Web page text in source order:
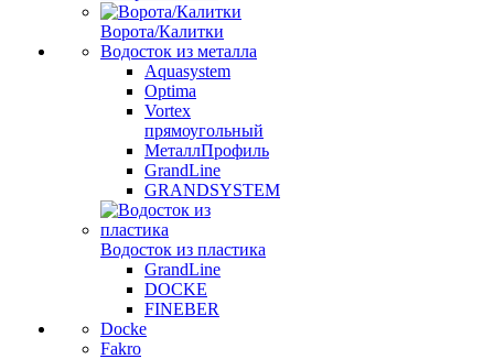
Ворота/Калитки
Водосток из металла
Aquasystem
Optima
Vortex
прямоугольный
МеталлПрофиль
GrandLine
GRANDSYSTEM
Водосток из пластика
GrandLine
DOCKE
FINEBER
Docke
Fakro